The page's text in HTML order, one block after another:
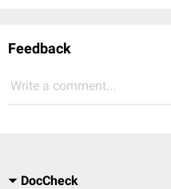
Feedback
Write a comment...
DocCheck